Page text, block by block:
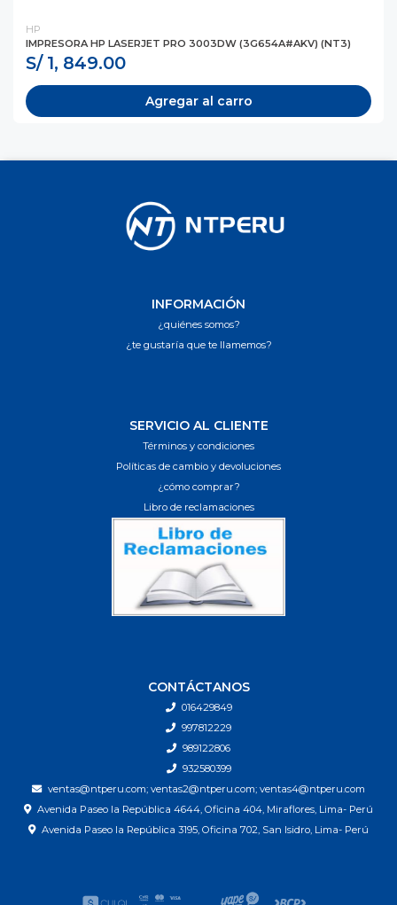
HP
IMPRESORA HP LASERJET PRO 3003DW (3G654A#AKV) (NT3)
S/ 1, 849.00
Agregar al carro
INFORMACIÓN
¿quiénes somos?
¿te gustaría que te llamemos?
SERVICIO AL CLIENTE
Términos y condiciones
Políticas de cambio y devoluciones
¿cómo comprar?
Libro de reclamaciones
CONTÁCTANOS
016429849
997812229
989122806
932580399
ventas@ntperu.com; ventas2@ntperu.com; ventas4@ntperu.com
Avenida Paseo la República 4644, Oficina 404, Miraflores, Lima- Perú
Avenida Paseo la República 3195, Oficina 702, San Isidro, Lima- Perú